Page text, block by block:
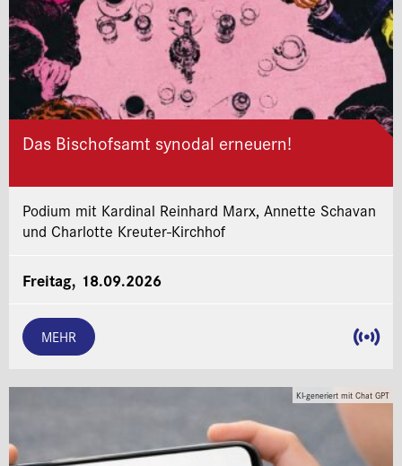
Das Bischofsamt synodal erneuern!
Podium mit Kardinal Reinhard Marx, Annette Schavan
und Charlotte Kreuter-Kirchhof
Freitag, 18.09.2026
MEHR
KI-generiert mit Chat GPT